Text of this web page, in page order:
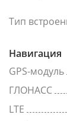
Тип
Навигация
GPS-модуль
ГЛОНАСС
LTE